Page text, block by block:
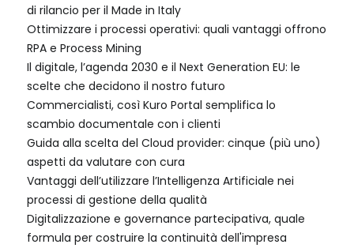
di rilancio per il Made in Italy
Ottimizzare i processi operativi: quali vantaggi offrono
RPA e Process Mining
Il digitale, l’agenda 2030 e il Next Generation EU: le
scelte che decidono il nostro futuro
Commercialisti, così Kuro Portal semplifica lo
scambio documentale con i clienti
Guida alla scelta del Cloud provider: cinque (più uno)
aspetti da valutare con cura
Vantaggi dell’utilizzare l’Intelligenza Artificiale nei
processi di gestione della qualità
Digitalizzazione e governance partecipativa, quale
formula per costruire la continuità dell'impresa